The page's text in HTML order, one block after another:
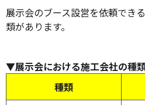
展示会のブース設営を依頼でき
類があります。
▼展示会における施工会社の種
種類